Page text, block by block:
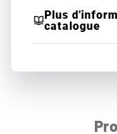
Plus
catalogue